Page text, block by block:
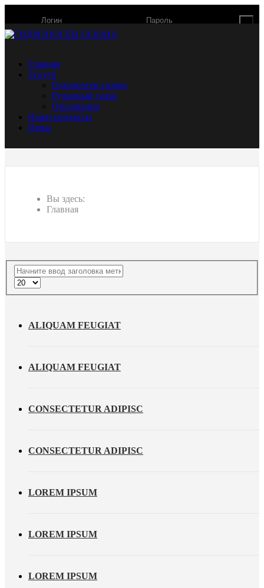
Главная
Услуги
Гидропосев газона
Рулонный газон
Озеленение
Наши контакты
Цены
Вы здесь:
Главная
ALIQUAM FEUGIAT
ALIQUAM FEUGIAT
CONSECTETUR ADIPISC
CONSECTETUR ADIPISC
LOREM IPSUM
LOREM IPSUM
LOREM IPSUM